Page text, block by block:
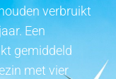
verbruikt
Een
gemiddeld
met vier